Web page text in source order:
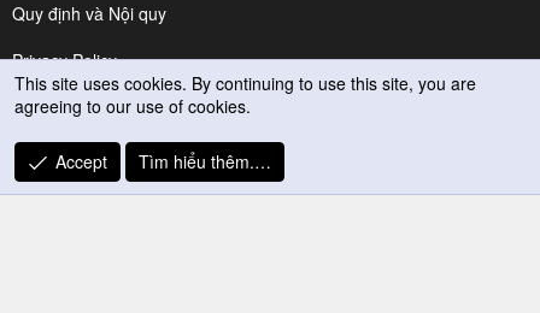
Quy định và Nội quy
Privacy Policy
Trợ giúp
R
S
This site uses cookies. By continuing to use this site, you are
agreeing to our use of cookies.
Accept Tìm hiểu thêm.…